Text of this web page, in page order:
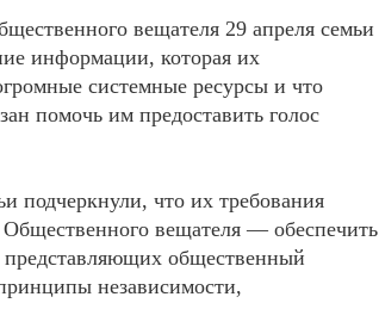
вещателя 29 апреля семьи
информации, которая их
системные ресурсы и что
помочь им предоставить голос
подчеркнули, что их требования
вещателя — обеспечить
общественный
независимости,